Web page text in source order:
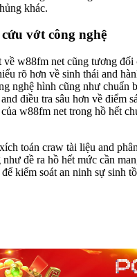
khác.
vớt công nghệ
w88fm net cũng tương đối
rõ hơn về sinh thái and
nghệ hình cũng như chuẩn
điều tra sâu hơn về điểm
w88fm net trong hồ hết
toán craw tài liệu and
đề ra hồ hết mức cần
kiểm soát an ninh sự sinh